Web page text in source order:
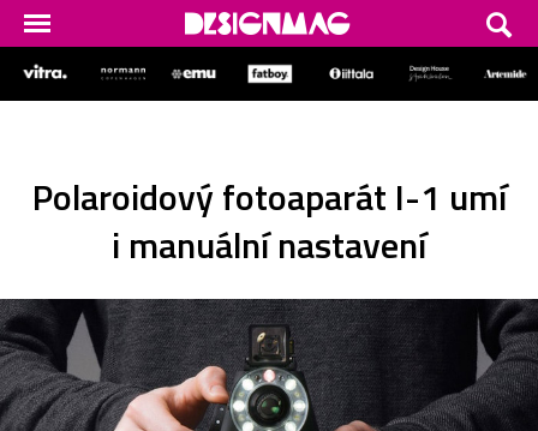
Polaroidový fotoaparát I-1 umí
i manuální nastavení